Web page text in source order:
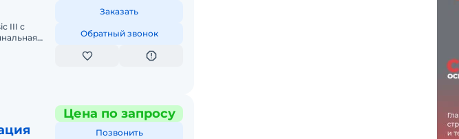
III с
Заказать
Обратный звонок
Цена по запросу
Позвонить